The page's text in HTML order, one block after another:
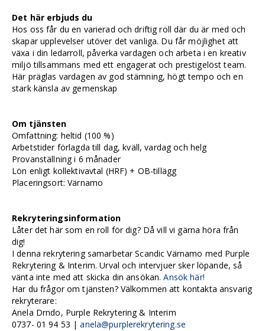
Det här erbjuds du
Hos oss får du en varierad och driftig roll där du är med och
skapar upplevelser utöver det vanliga. Du får möjlighet att
växa i din ledarroll, påverka vardagen och arbeta i en kreativ
miljö tillsammans med ett engagerat och prestigelöst team.
Här präglas vardagen av god stämning, högt tempo och en
stark känsla av gemenskap
Om tjänsten
Omfattning: heltid (100 %)
Arbetstider förlagda till dag, kväll, vardag och helg
Provanställning i 6 månader
Lön enligt kollektivavtal (HRF) + OB-tillägg
Placeringsort: Värnamo
Rekryteringsinformation
Låter det här som en roll för dig? Då vill vi gärna höra från
dig!
I denna rekrytering samarbetar Scandic Värnamo med Purple
Rekrytering & Interim. Urval och intervjuer sker löpande, så
vänta inte med att skicka din ansökan.Ansök här!
Har du frågor om tjänsten? Välkommen att kontakta ansvarig
rekryterare:
Anela Drndo, Purple Rekrytering & Interim
0737- 01 94 53 |anela@purplerekrytering.se